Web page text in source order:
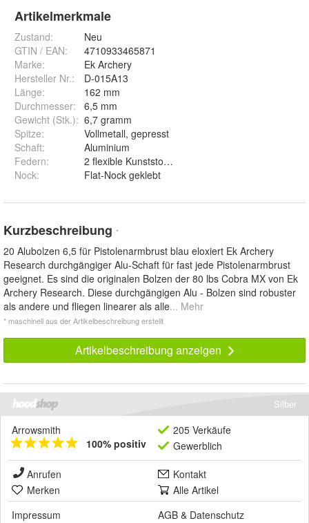
Artikelmerkmale
Zustand:
Neu
GTIN / EAN:
4710933465871
Marke:
Ek Archery
Hersteller Nr.:
D-015A13
Länge:
162 mm
Durchmesser:
6,5 mm
Gewicht (Stk.): 6,7 gramm
Spitze:
Vollmetall, gepresst
Schaft:
Aluminium
Federn:
2 flexible Kunststoff-flights
Nock: Flat-Nock geklebt
Kurzbeschreibung *
20 Alubolzen 6,5 für Pistolenarmbrust blau eloxiert Ek Archery
Research durchgängiger Alu-Schaft für fast jede Pistolenarmbrust
geeignet. Es sind die originalen Bolzen der 80 lbs Cobra MX von Ek
Archery Research. Diese durchgängigen Alu - Bolzen sind robuster
als andere und fliegen linearer als alle... Mehr
* maschinell aus der Artikelbeschreibung erstellt
Artikelbeschreibung anzeigen
Silber
Arrowsmith
100% positiv
205 Verkäufe
Gewerblich
Anrufen
Kontakt
Merken
Alle Artikel
Impressum
AGB & Datenschutz